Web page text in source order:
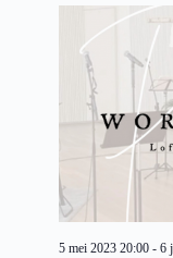
5 mei 2023 20:00 - 6